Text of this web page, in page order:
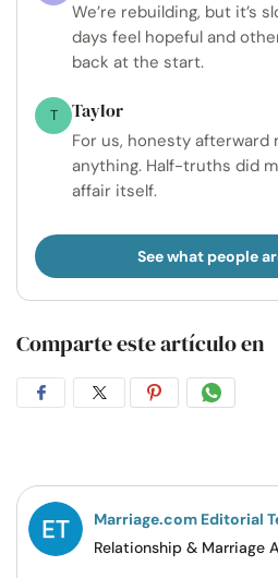
We’re rebuilding, but it’s
days feel hopeful and
back at the start.
T Taylor
For us, honesty
anything. Half-truths did
affair itself.
See what people
Comparte este artículo en
CompartirCompartirCompartir
Marriage.com Editorial
Relationship & Marriage